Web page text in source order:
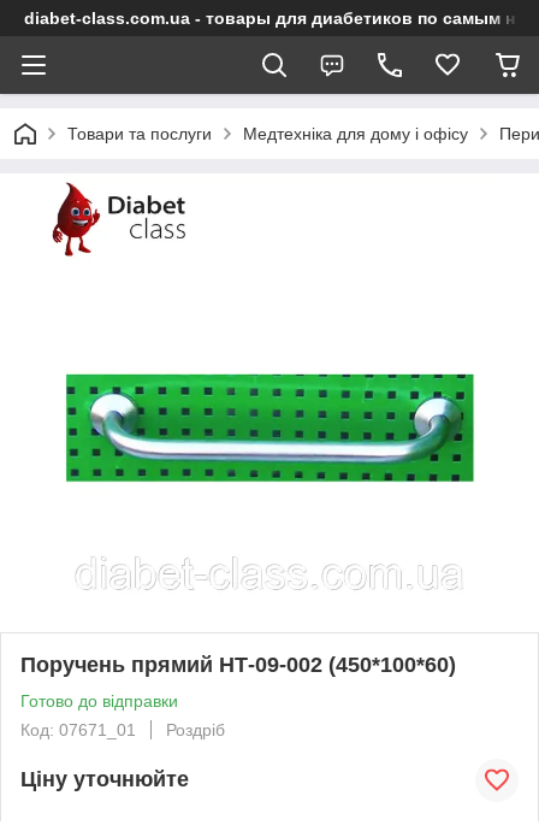
diabet-class.com.ua - товары для диабетиков по самым
Товари та послуги Медтехніка для дому і офісу
Поручень прямий НТ-09-002 (450*100*60)
Готово до відправки
Код: 07671_01
Роздріб
Ціну уточнюйте